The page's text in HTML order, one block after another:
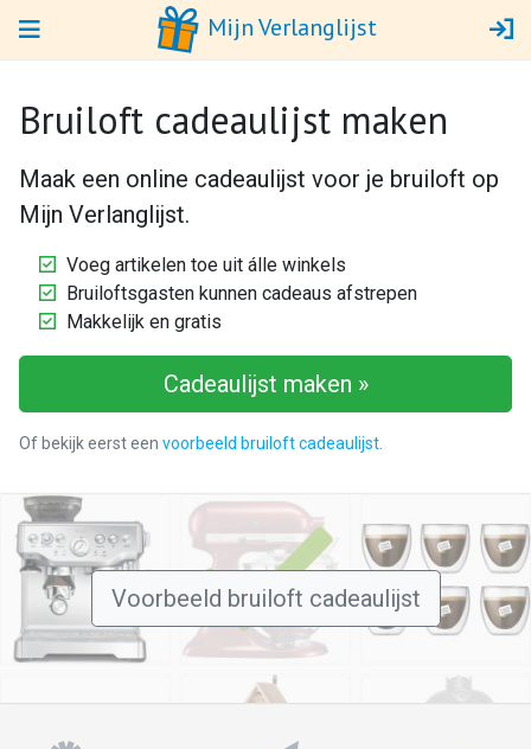
Bruiloft cadeaulijst maken
Maak een online cadeaulijst voor je bruiloft op
Mijn Verlanglijst.
Voeg artikelen toe uit álle winkels
Bruiloftsgasten kunnen cadeaus afstrepen
Makkelijk en gratis
Cadeaulijst maken »
Of bekijk eerst een voorbeeld bruiloft cadeaulijst
Voorbeeld bruiloft cadeaulijst
Mijn Verlanglijst